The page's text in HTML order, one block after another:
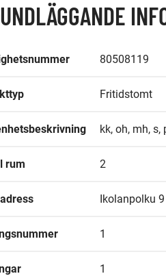
80508119
Fritidstomt
kk, oh, mh, s,
rum 2
Ikolanpolku 9
1
1